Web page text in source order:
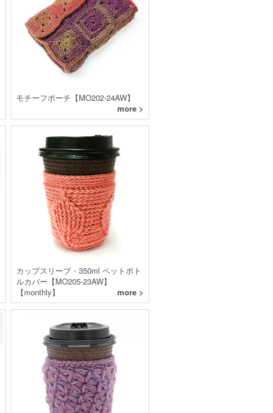
モチーフポーチ【MO202-24AW】
more >
カップスリーブ・350ml ペットボト
ルカバー【MO205-23AW】
【monthly】
more >